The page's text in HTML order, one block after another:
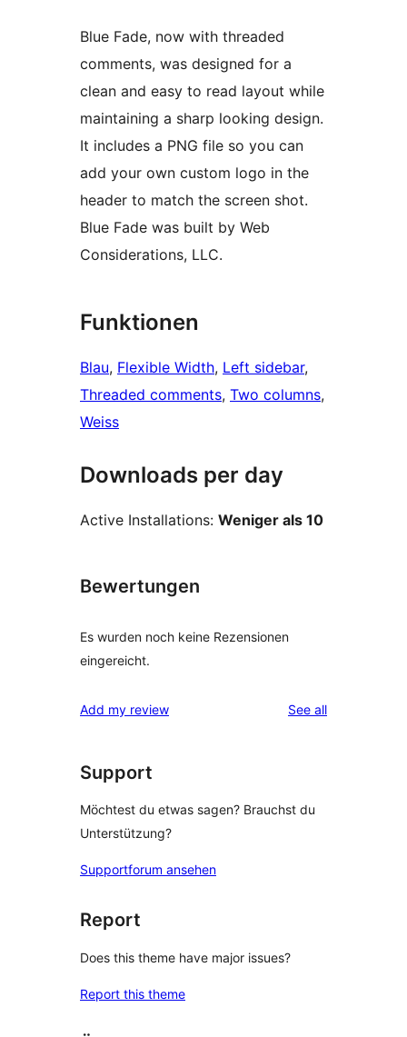
Blue Fade, now with threaded
comments, was designed for a
clean and easy to read layout while
maintaining a sharp looking design.
It includes a PNG file so you can
add your own custom logo in the
header to match the screen shot.
Blue Fade was built by Web
Considerations, LLC.
Funktionen
Blau, Flexible Width, Left sidebar
Threaded comments, Two columns
Weiss
Downloads per day
Active Installations: Weniger als 10
Bewertungen
Es wurden noch keine Rezensionen
eingereicht.
Add my review See allreviews
Support
Möchtest du etwas sagen? Brauchst du
Unterstützung?
Supportforum ansehen
Report
Does this theme have major issues?
Report this theme